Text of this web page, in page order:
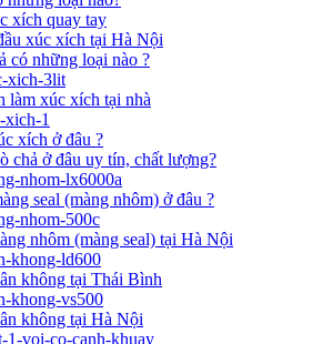
xúc xích tại Hà Nội
có những loại nào ?
làm xúc xích tại nhà
xích ở đâu ?
chả ở đâu uy tín, chất lượng?
seal (màng nhôm) ở đâu ?
nhôm (màng seal) tại Hà Nội
không tại Thái Bình
không tại Hà Nội